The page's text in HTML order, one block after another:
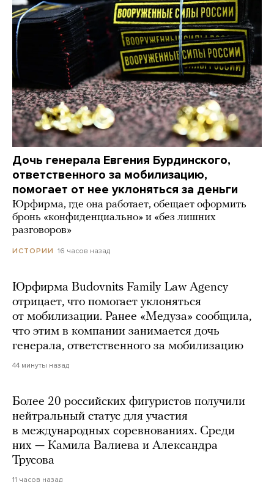
Дочь генерала Евгения Бурдинского,
ответственного за мобилизацию,
помогает от нее уклоняться за деньги
Юрфирма, где она работает, обещает оформить
бронь «конфиденциально» и «без лишних
разговоров»
ИСТОРИИ 16 часов назад
Юрфирма Budovnits Family Law Agency
отрицает, что помогает уклоняться
от мобилизации. Ранее «Медуза» сообщила,
что этим в компании занимается дочь
генерала, ответственного за мобилизацию
44 минуты назад
Более 20 российских фигуристов получили
нейтральный статус для участия
в международных соревнованиях. Среди
них — Камила Валиева и Александра
Трусова
11 часов назад